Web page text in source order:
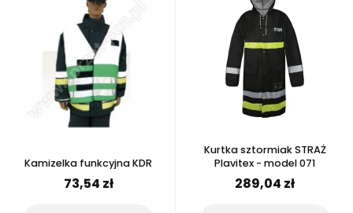
Kamizelka funkcyjna KDR
73,54 zł
Kurtka sztormiak STRAŻ
Plavitex - model 071
289,04 zł